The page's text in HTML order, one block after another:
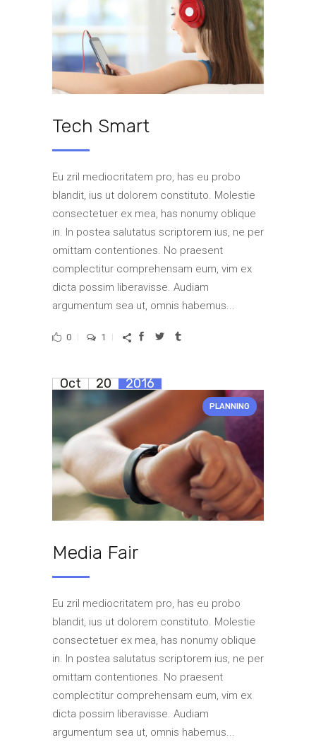
Tech Smart
Eu zril mediocritatem pro, has eu probo
blandit, ius ut dolorem constituto. Molestie
consectetuer ex mea, has nonumy oblique
in. In postea salutatus scriptorem ius, ne per
omittam contentiones. No praesent
complectitur comprehensam eum, vim ex
dicta possim liberavisse. Audiam
argumentum sea ut, omnis habemus...
0 1
Oct 20 2016
PLANNING
Media Fair
Eu zril mediocritatem pro, has eu probo
blandit, ius ut dolorem constituto. Molestie
consectetuer ex mea, has nonumy oblique
in. In postea salutatus scriptorem ius, ne per
omittam contentiones. No praesent
complectitur comprehensam eum, vim ex
dicta possim liberavisse. Audiam
argumentum sea ut, omnis habemus...